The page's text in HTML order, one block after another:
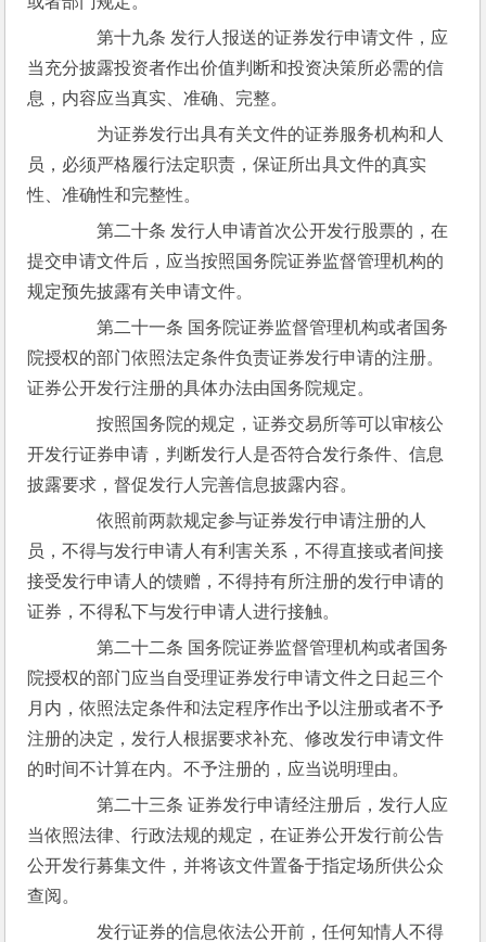
第十九条 发行人报送的证券发行申请文件，应
当充分披露投资者作出价值判断和投资决策所必需的信
息，内容应当真实、准确、完整。
为证券发行出具有关文件的证券服务机构和人
员，必须严格履行法定职责，保证所出具文件的真实
性、准确性和完整性。
第二十条 发行人申请首次公开发行股票的，在
提交申请文件后，应当按照国务院证券监督管理机构的
规定预先披露有关申请文件。
第二十一条 国务院证券监督管理机构或者国务
院授权的部门依照法定条件负责证券发行申请的注册。
证券公开发行注册的具体办法由国务院规定。
按照国务院的规定，证券交易所等可以审核公
开发行证券申请，判断发行人是否符合发行条件、信息
披露要求，督促发行人完善信息披露内容。
依照前两款规定参与证券发行申请注册的人
员，不得与发行申请人有利害关系，不得直接或者间接
接受发行申请人的馈赠，不得持有所注册的发行申请的
证券，不得私下与发行申请人进行接触。
第二十二条 国务院证券监督管理机构或者国务
院授权的部门应当自受理证券发行申请文件之日起三个
月内，依照法定条件和法定程序作出予以注册或者不予
注册的决定，发行人根据要求补充、修改发行申请文件
的时间不计算在内。不予注册的，应当说明理由。
第二十三条 证券发行申请经注册后，发行人应
当依照法律、行政法规的规定，在证券公开发行前公告
公开发行募集文件，并将该文件置备于指定场所供公众
查阅。
发行证券的信息依法公开前，任何知情人不得